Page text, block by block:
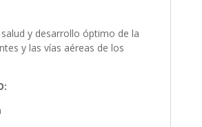
y desarrollo óptimo de la
y las vías aéreas de los